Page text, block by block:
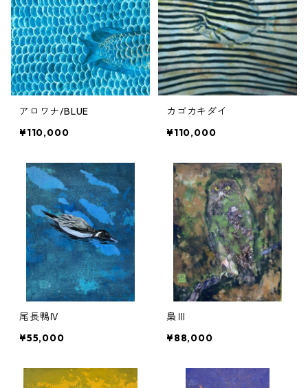
アロワナ/BLUE
¥110,000
カゴカキダイ
¥110,000
尾長鴨Ⅳ
¥55,000
梟Ⅲ
¥88,000